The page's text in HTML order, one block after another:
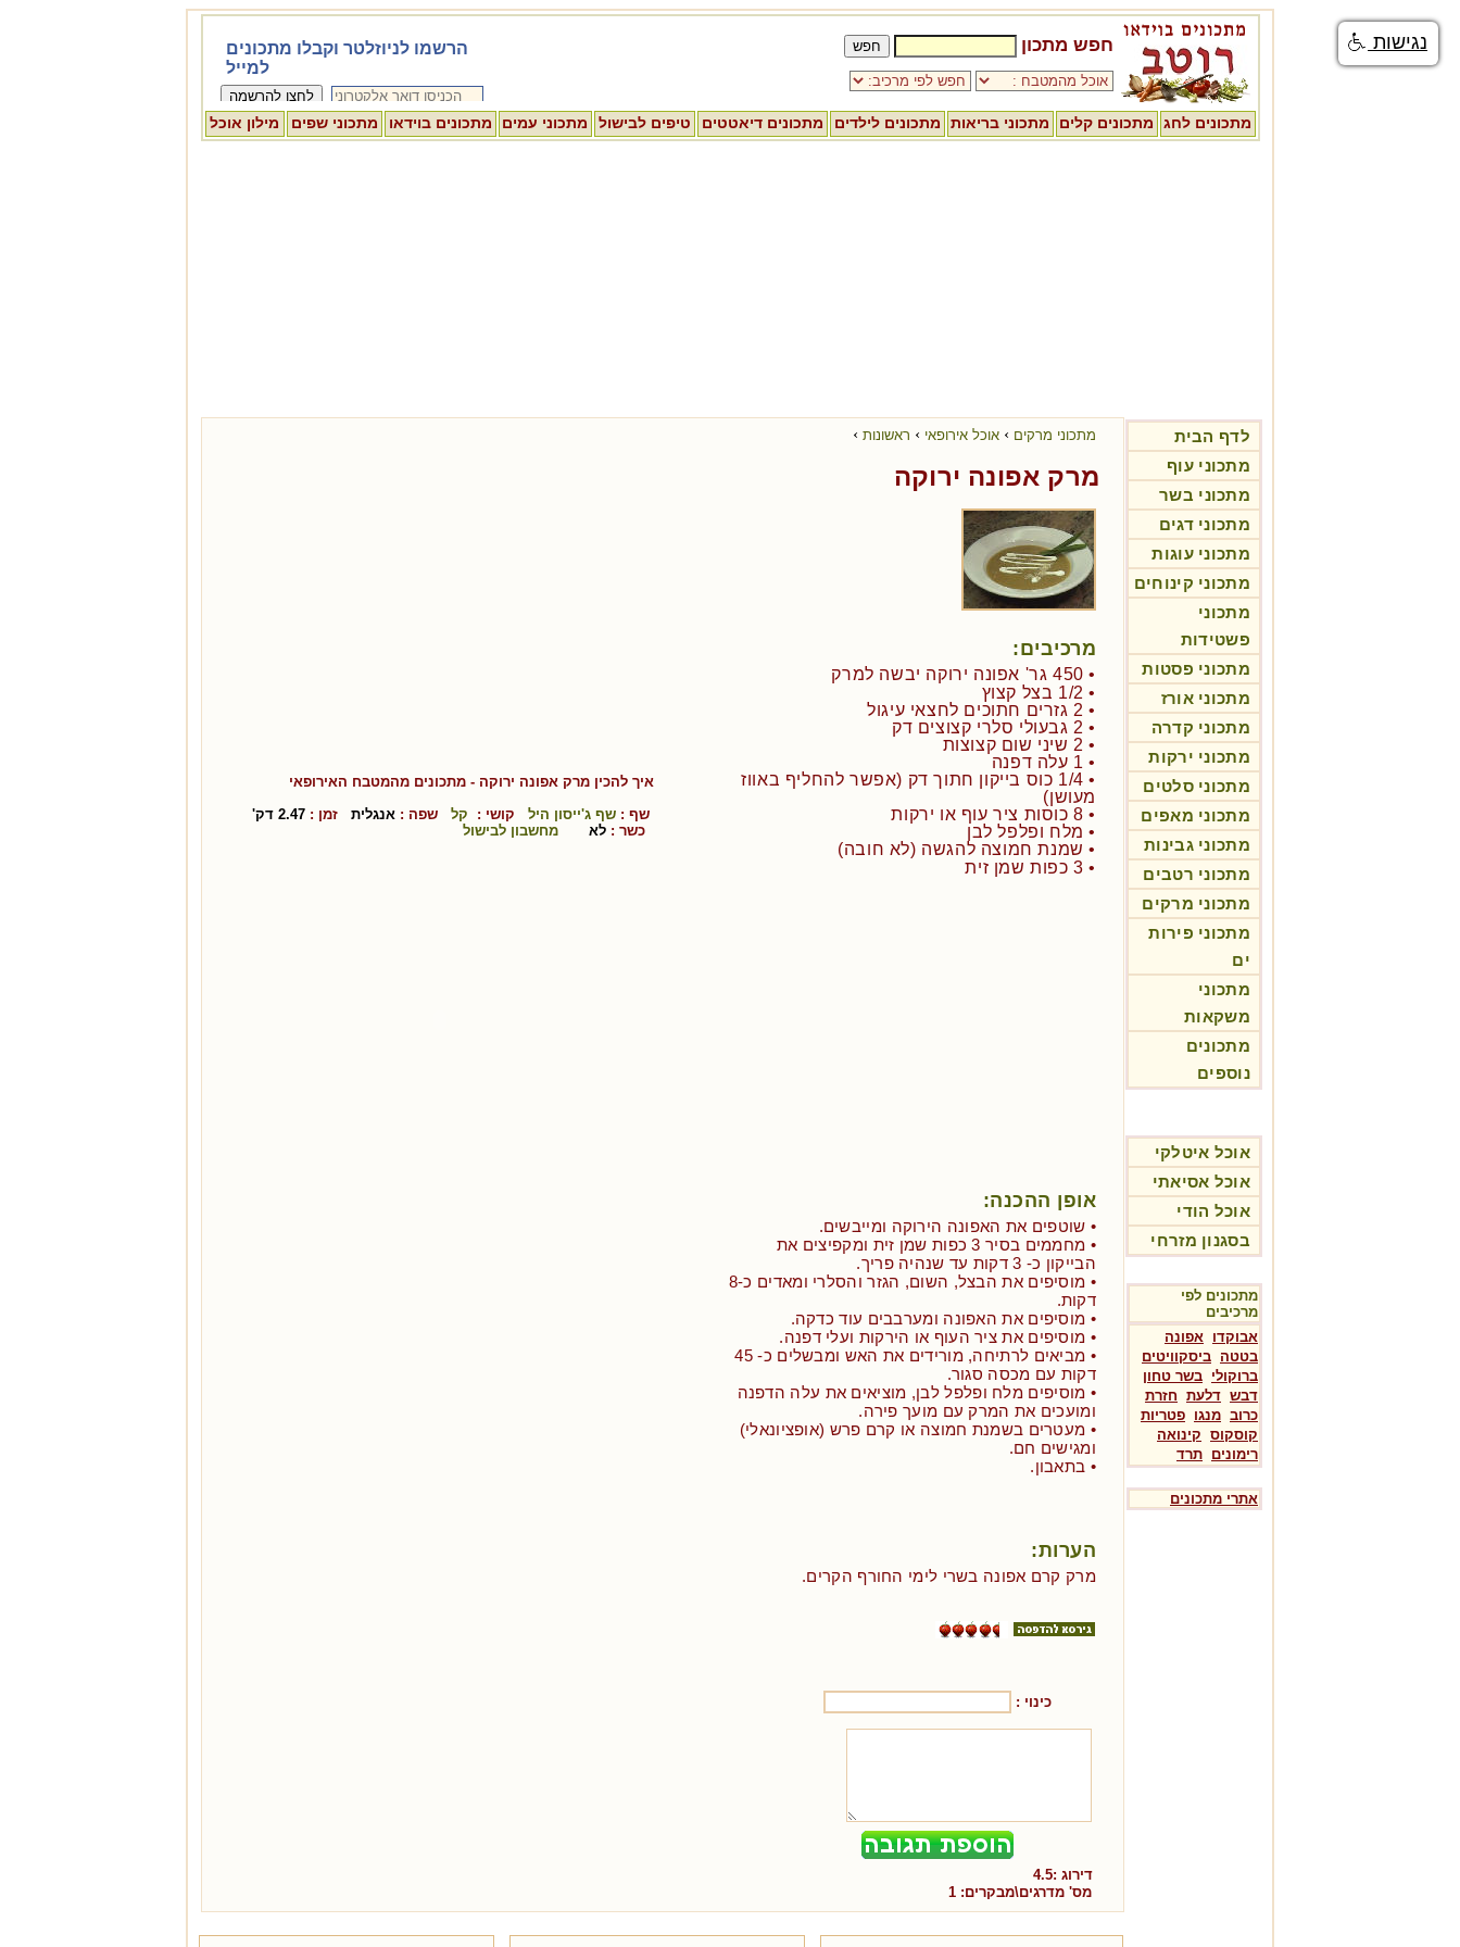
חפש מתכון
מתכונים לחג מתכונים קלים מתכוני בריאות מתכונים לילדים מתכונים דיאטטים טיפים לבישול מתכוני עמים מתכונים בוידאו מתכוני שפים מילון אוכל
לדף הבית
מתכוני עוף
מתכוני בשר
מתכוני דגים
מתכוני עוגות
מתכוני קינוחים
מתכוני
פשטידות
מתכוני פסטות
מתכוני אורז
מתכוני קדרה
מתכוני ירקות
מתכוני סלטים
מתכוני מאפים
מתכוני גבינות
מתכוני רטבים
מתכוני מרקים
מתכוני פירות
ים
מתכוני
משקאות
מתכונים
נוספים
אוכל איטלקי
אוכל אסיאתי
אוכל הודי
בסגנון מזרחי
מתכונים לפי
מרכיבים
אבוקדו אפונה
בטטה ביסקוויטים
ברוקולי בשר טחון
דבש דלעת חזרת
כרוב מנגו פטריות
קוסקוס קינואה
רימונים תרד
אתרי מתכונים
מתכוני מרקים › אוכל אירופאי › ראשונות ›
מרק אפונה ירוקה
מרכיבים:
• 450 גר' אפונה ירוקה יבשה למרק
• 1/2 בצל קצוץ
• 2 גזרים חתוכים לחצאי עיגול
• 2 גבעולי סלרי קצוצים דק
• 2 שיני שום קצוצות
• 1 עלה דפנה
• 1/4 כוס בייקון חתוך דק (אפשר להחליף באווז
מעושן)
• 8 כוסות ציר עוף או ירקות
• מלח ופלפל לבן
• שמנת חמוצה להגשה (לא חובה)
• 3 כפות שמן זית
אופן ההכנה:
• שוטפים את האפונה הירוקה ומייבשים.
• מחממים בסיר 3 כפות שמן זית ומקפיצים את
הבייקון כ- 3 דקות עד שנהיה פריך.
• מוסיפים את הבצל, השום, הגזר והסלרי ומאדים כ-8
דקות.
• מוסיפים את האפונה ומערבבים עוד כדקה.
• מוסיפים את ציר העוף או הירקות ועלי דפנה.
• מביאים לרתיחה, מורידים את האש ומבשלים כ- 45
דקות עם מכסה סגור.
• מוסיפים מלח ופלפל לבן, מוציאים את עלה הדפנה
ומועכים את המרק עם מועך פירה.
• מעטרים בשמנת חמוצה או קרם פרש (אופציונאלי)
ומגישים חם.
• בתאבון.
הערות:
מרק קרם אפונה בשרי לימי החורף הקרים.
כינוי :
דירוג :4.5
מס' מדרגים\מבקרים: 1
איך להכין מרק אפונה ירוקה - מתכונים מהמטבח האירופאי
שף : שף ג'ייסון היל קושי : קל שפה : אנגלית זמן : 2.47 דק'
כשר : לא מחשבון לבישול
נגישות